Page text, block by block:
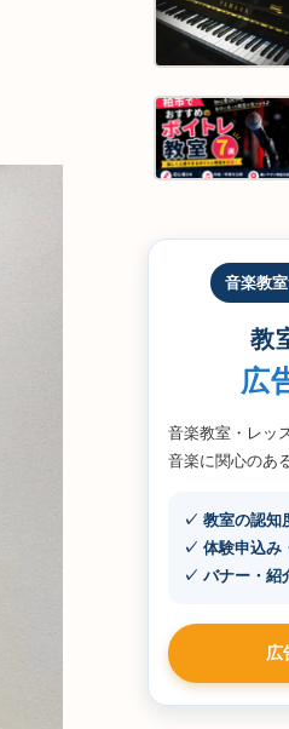
音楽教
教
広
音楽教室・レッ
音楽に関心のあ
✓ 教室の認知
✓ 体験申込み
✓ バナー・紹
広